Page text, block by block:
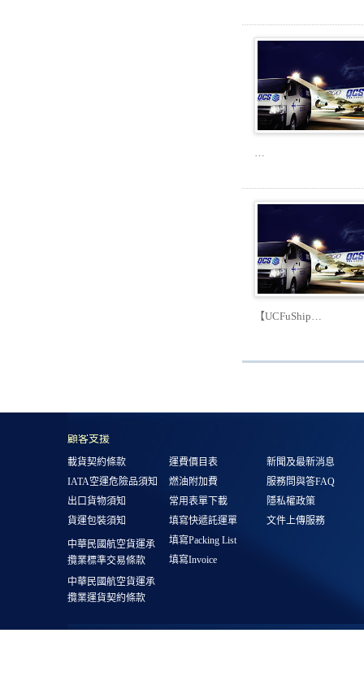
…
【UCFuShip…
顧客支援
載貨契約條款
IATA空運危險品須知
出口貨物須知
貨運包裝須知
中華民國航空貨運承
攬業標準交易條款
中華民國航空貨運承
攬業運貨契約條款
運費價目表
燃油附加費
常用表單下載
填寫快遞託運單
填寫Packing List
填寫Invoice
新聞及最新消息
服務問與答FAQ
隱私權政策
文件上傳服務